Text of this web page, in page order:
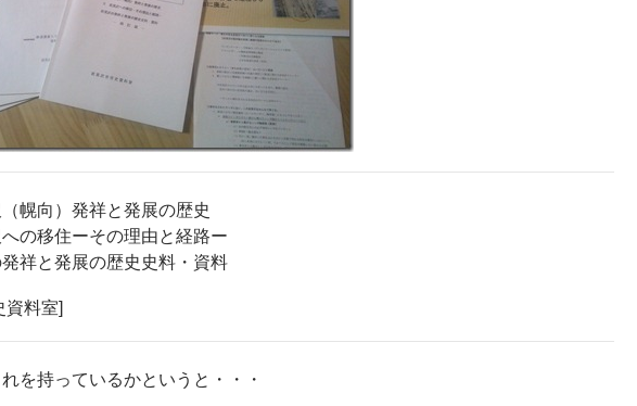
幌向）発祥と発展の歴史
の移住ーその理由と経路ー
発祥と発展の歴史史料・資料
資料室]
を持っているかというと・・・